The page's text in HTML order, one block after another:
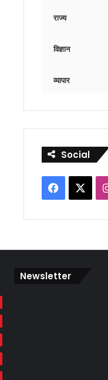
राज्य
विज्ञान
व्यापार
Social
Facebook
Newsletter